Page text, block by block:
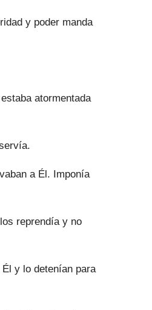
y poder manda
atormentada
a Él. Imponía
reprendía y no
y lo detenían para